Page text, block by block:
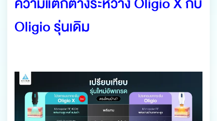
Oligio รุ่นเดิม